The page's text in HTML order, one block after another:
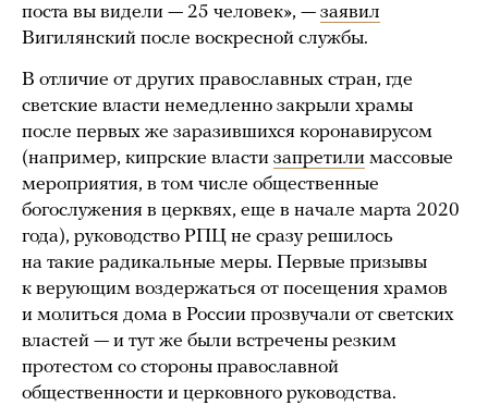
поста вы видели — 25 человек», — заявил
Вигилянский после воскресной службы.
В отличие от других православных стран, где
светские власти немедленно закрыли храмы
после первых же заразившихся коронавирусом
(например, кипрские власти запретили массовые
мероприятия, в том числе общественные
богослужения в церквях, еще в начале марта 2020
года), руководство РПЦ не сразу решилось
на такие радикальные меры. Первые призывы
к верующим воздержаться от посещения храмов
и молиться дома в России прозвучали от светских
властей — и тут же были встречены резким
протестом со стороны православной
общественности и церковного руководства.